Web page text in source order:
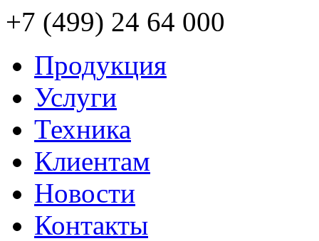
+7 (499) 24 64 000
Продукция
Услуги
Техника
Клиентам
Новости
Контакты